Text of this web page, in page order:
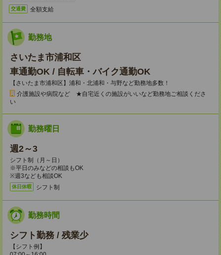
交通費 全額支給
勤務地
さいたま市浦和区
車通勤OK / 自転車・バイク通勤OK
【さいたま市浦和区】浦和・北浦和・与野など勤務地多数！
介護施設や病院など ★自宅近くの施設がいいなど勤務地ご相談くださ
い
勤務曜日
週2～3
シフト制（月～日）
※平日のみなどの相談もOK
※週3なども相談OK
休日休暇 シフト制
勤務時間
シフト勤務 / 残業少
【シフト例】